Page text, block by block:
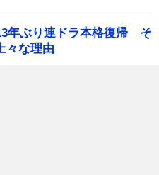
年ぶり連ドラ本格復帰 そ
々な理由